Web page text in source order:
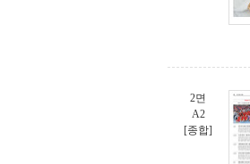
2면
A2
[종합]